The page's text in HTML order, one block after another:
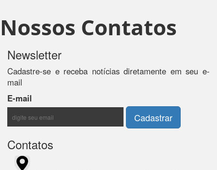
Nossos Contatos
Newsletter
Cadastre-se e receba notícias diretamente em seu e-
mail
E-mail
Contatos